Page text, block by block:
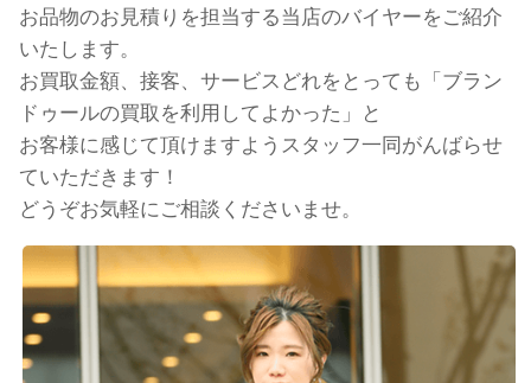
お品物のお見積りを担当する当店のバイヤーをご紹介
いたします。
お買取金額、接客、サービスどれをとっても「ブラン
ドゥールの買取を利用してよかった」と
お客様に感じて頂けますようスタッフ一同がんばらせ
ていただきます！
どうぞお気軽にご相談くださいませ。